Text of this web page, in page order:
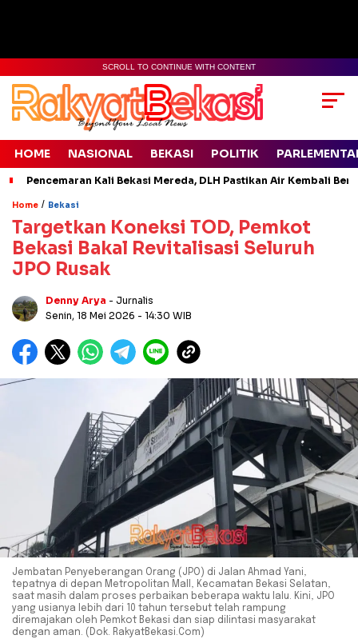
SCROLL TO CONTINUE WITH CONTENT
HOME NASIONAL BEKASI POLITIK
Pencemaran Kali Bekasi Mereda, DLH Pastikan Air Kembali
Home / Bekasi
Targetkan Koneksi TOD, Pemkot
Bekasi Bakal Revitalisasi Seluruh
JPO Rusak
Denny Arya - Jurnalis
Senin, 18 Mei 2026 - 14:30 WIB
Jembatan Penyeberangan Orang (JPO) di Jalan Ahmad Yani,
tepatnya di depan Metropolitan Mall, Kecamatan Bekasi Selatan,
saat masih dalam proses perbaikan beberapa waktu lalu. Kini, JPO
yang usianya lebih dari 10 tahun tersebut telah rampung
diremajakan oleh Pemkot Bekasi dan siap dilintasi masyarakat
dengan aman. (Dok. RakyatBekasi.Com)